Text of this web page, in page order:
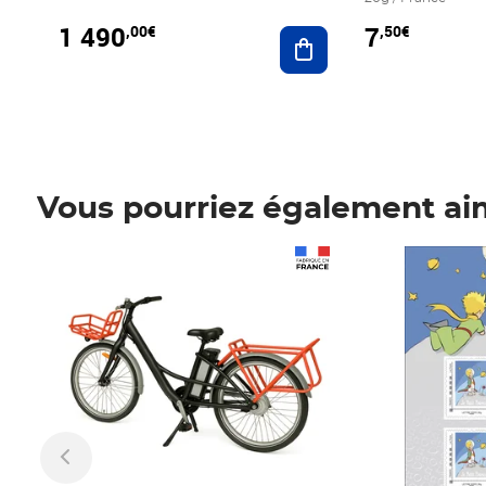
1 490,00€ Ajouter au panier
7,50€
Vous pourriez également
Prix 7,50€